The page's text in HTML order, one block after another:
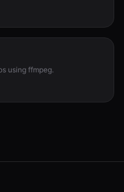
using ffmpeg.